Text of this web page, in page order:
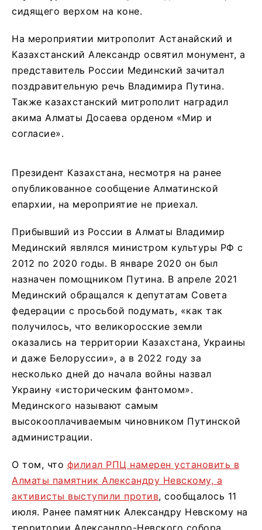
сидящего верхом на коне.
На мероприятии митрополит Астанайский и
Казахстанский Александр освятил монумент, а
представитель России Мединский зачитал
поздравительную речь Владимира Путина.
Также казахстанский митрополит наградил
акима Алматы Досаева орденом «Мир и
согласие».
Президент Казахстана, несмотря на ранее
опубликованное сообщение Алматинской
епархии, на мероприятие не приехал.
Прибывший из России в Алматы Владимир
Мединский являлся министром культуры РФ с
2012 по 2020 годы. В январе 2020 он был
назначен помощником Путина. В апреле 2021
Мединский обращался к депутатам Совета
федерации с просьбой подумать, «как так
получилось, что великоросские земли
оказались на территории Казахстана, Украины
и даже Белоруссии», а в 2022 году за
несколько дней до начала войны назвал
Украину «историческим фантомом».
Мединского называют самым
высокооплачиваемым чиновником Путинской
администрации.
О том, что филиал РПЦ намерен установить в
Алматы памятник Александру Невскому, а
активисты выступили против, сообщалось 11
июля. Ранее памятник Александру Невскому на
территории Александро-Невского собора